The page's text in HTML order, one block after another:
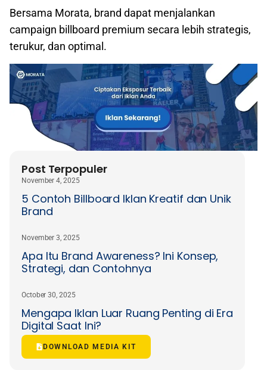
Bersama Morata, brand dapat menjalankan
campaign billboard premium secara lebih strategis,
terukur, dan optimal.
Post Terpopuler
5 Contoh Billboard Iklan Kreatif dan Unik
Brand
November 4, 2025
Apa Itu Brand Awareness? Ini Konsep,
Strategi, dan Contohnya
November 3, 2025
Mengapa Iklan Luar Ruang Penting di Era
Digital Saat Ini?
October 30, 2025
DOWNLOAD MEDIA KIT